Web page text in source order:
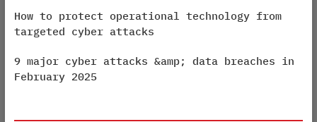
How to protect operational technology from
targeted cyber attacks
9 major cyber attacks &amp; data breaches in
February 2025